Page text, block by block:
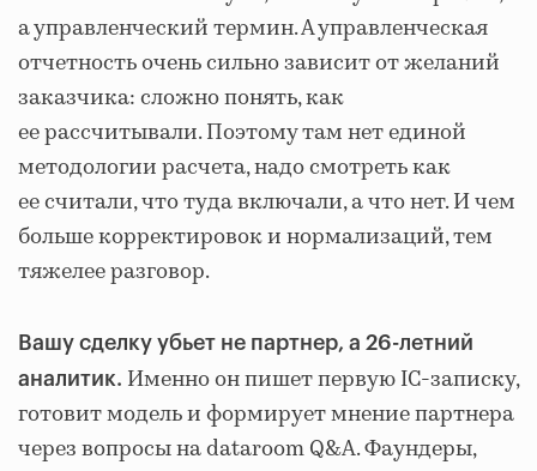
а управленческий термин. А управленческая
отчетность очень сильно зависит от желаний
заказчика: сложно понять, как
ее рассчитывали. Поэтому там нет единой
методологии расчета, надо смотреть как
ее считали, что туда включали, а что нет. И чем
больше корректировок и нормализаций, тем
тяжелее разговор.
Вашу сделку убьет не партнер, а 26-летний
аналитик. Именно он пишет первую IC-записку,
готовит модель и формирует мнение партнера
через вопросы на dataroom Q&A. Фаундеры,